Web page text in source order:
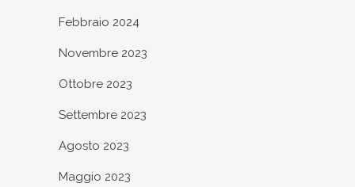
Febbraio 2024
Novembre 2023
Ottobre 2023
Settembre 2023
Agosto 2023
Maggio 2023